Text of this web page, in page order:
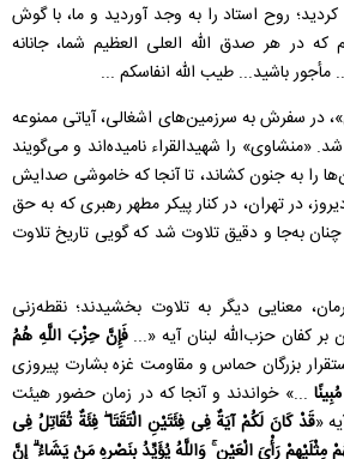
روح استاد را به وجد آوردید و ما، با گوش
که در هر صدق الله العلی العظیم شما، جانانه
باشید... طیب الله انفاسکم ...
در سفرش به سرزمین‌های اشغالی، آیاتی ممنوعه
«منشاوی» را شهیدالقراء نامیده‌اند و می‌گویند
را به جنون کشاند، تا آنجا که خاموشی صدایش
در تهران، در کنار پیکر مطهر رهبری که به حق
چنان به‌جا و دقیق تلاوت شد که گویی تاریخ تلاوت
معنایی دیگر به تلاوت بخشیدند؛ نقطه‌زنی
کفان حزب‌الله لبنان آیه «... فَإِنَّ حِزْبَ اللَّهِ هُمُ
بزرگان حماس و مقاومت غزه بشارت پیروزی
...» خواندند و آنجا که در زمان حضور هیئت
«قَدْ كَانَ لَكُمْ آيَةٌ فِی فِئَتَيْنِ الْتَقَتَا ۖ فِئَةٌ تُقَاتِلُ فِی
مِثْلَيْهِمْ رَأْيَ الْعَيْنِ ۚ وَاللَّهُ يُؤَيِّدُ بِنَصْرِهِ مَنْ يَشَاءُ ۗ إِنَّ